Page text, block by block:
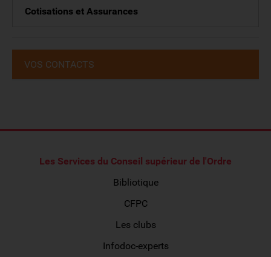
Cotisations et Assurances
VOS CONTACTS
Les Services du Conseil supérieur de l'Ordre
Bibliotique
CFPC
Les clubs
Infodoc-experts